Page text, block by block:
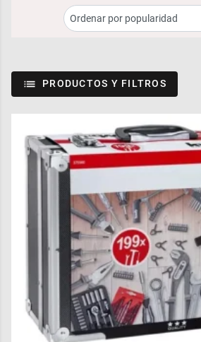
PRODUCTOS Y FILTROS